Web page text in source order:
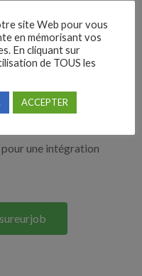
de recherches,
sont nos
une intégration
site Web pour vous
en mémorisant vos
En cliquant sur
de TOUS les
ACCEPTER